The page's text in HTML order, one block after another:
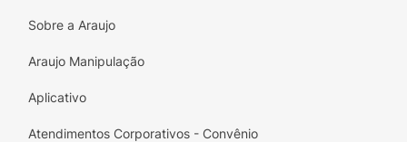
Sobre a Araujo
Araujo Manipulação
Aplicativo
Atendimentos Corporativos - Convênio